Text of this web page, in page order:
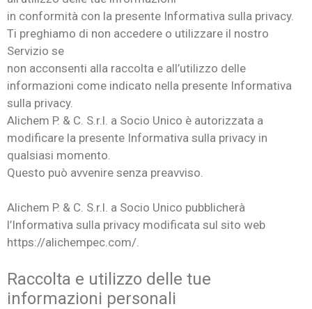
in conformità con la presente Informativa sulla privacy.
Ti preghiamo di non accedere o utilizzare il nostro
Servizio se
non acconsenti alla raccolta e all’utilizzo delle
informazioni come indicato nella presente Informativa
sulla privacy.
Alichem P. & C. S.r.l. a Socio Unico è autorizzata a
modificare la presente Informativa sulla privacy in
qualsiasi momento.
Questo può avvenire senza preavviso.
Alichem P. & C. S.r.l. a Socio Unico pubblicherà
l’Informativa sulla privacy modificata sul sito web
https://alichempec.com/.
Raccolta e utilizzo delle tue
informazioni personali